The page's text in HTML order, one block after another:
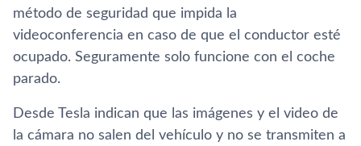
método de seguridad que impida la
videoconferencia en caso de que el conductor esté
ocupado. Seguramente solo funcione con el coche
parado.
Desde Tesla indican que las imágenes y el video de
la cámara no salen del vehículo y no se transmiten a